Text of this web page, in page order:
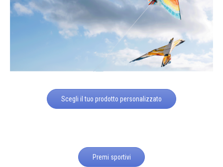
Scegli il tuo prodotto personalizzato
Premi sportivi